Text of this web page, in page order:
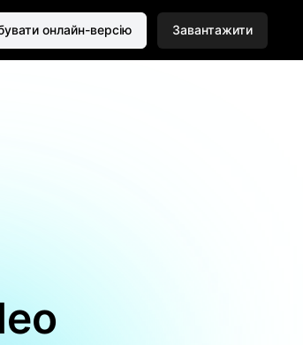
онлайн-версію Завантажити